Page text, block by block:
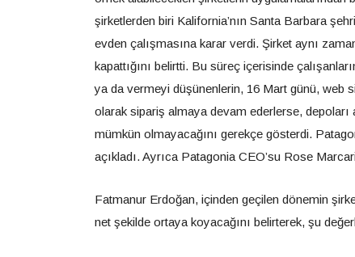
şirketlerden biri Kalifornia’nın Santa Barbara
evden çalışmasına karar verdi. Şirket aynı
kapattığını belirtti. Bu süreç içerisinde
ya da vermeyi düşünenlerin, 16 Mart günü, web
olarak sipariş almaya devam ederlerse, depoları
mümkün olmayacağını gerekçe gösterdi.
açıkladı. Ayrıca Patagonia CEO’su Rose
Fatmanur Erdoğan, içinden geçilen dönemin
net şekilde ortaya koyacağını belirterek, şu